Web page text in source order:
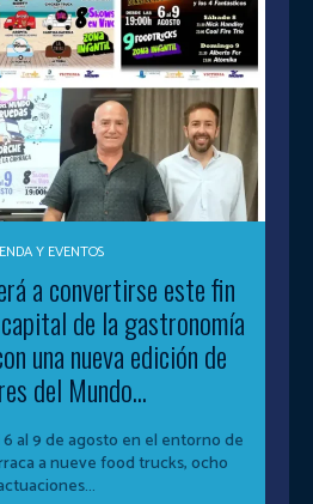
Y EVENTOS
a convertirse este fin
de la gastronomía
una nueva edición de
del Mundo...
al 9 de agosto en el entorno de
a nueve food trucks, ocho